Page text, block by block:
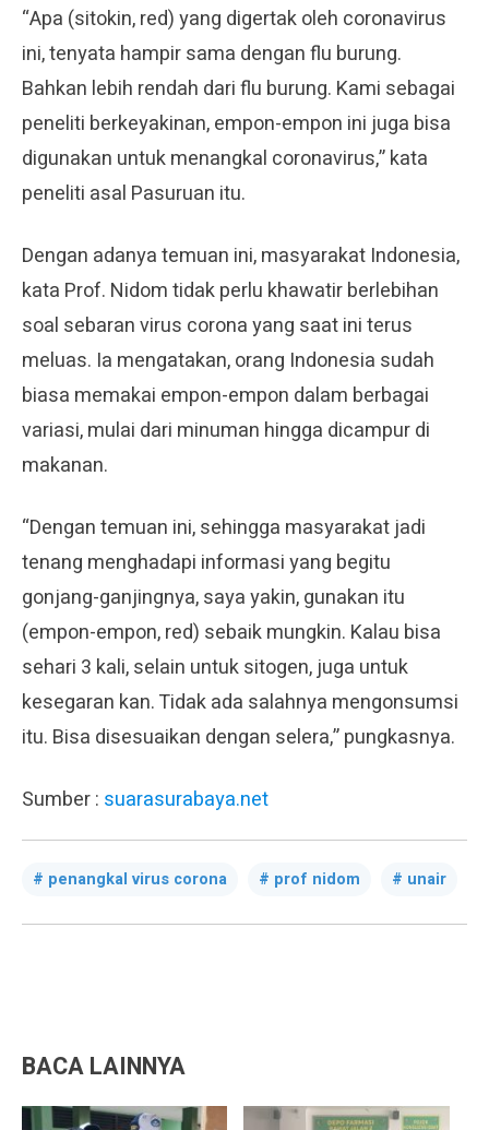
“Apa (sitokin, red) yang digertak oleh coronavirus
ini, tenyata hampir sama dengan flu burung.
Bahkan lebih rendah dari flu burung. Kami sebagai
peneliti berkeyakinan, empon-empon ini juga bisa
digunakan untuk menangkal coronavirus,” kata
peneliti asal Pasuruan itu.
Dengan adanya temuan ini, masyarakat Indonesia,
kata Prof. Nidom tidak perlu khawatir berlebihan
soal sebaran virus corona yang saat ini terus
meluas. Ia mengatakan, orang Indonesia sudah
biasa memakai empon-empon dalam berbagai
variasi, mulai dari minuman hingga dicampur di
makanan.
“Dengan temuan ini, sehingga masyarakat jadi
tenang menghadapi informasi yang begitu
gonjang-ganjingnya, saya yakin, gunakan itu
(empon-empon, red) sebaik mungkin. Kalau bisa
sehari 3 kali, selain untuk sitogen, juga untuk
kesegaran kan. Tidak ada salahnya mengonsumsi
itu. Bisa disesuaikan dengan selera,” pungkasnya.
Sumber : suarasurabaya.net
penangkal virus corona prof nidom unair
BACA LAINNYA